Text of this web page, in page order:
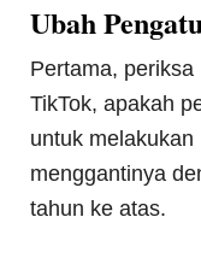
Ubah
Pertama,
TikTok, apakah
untuk
menggantinya
tahun ke atas.